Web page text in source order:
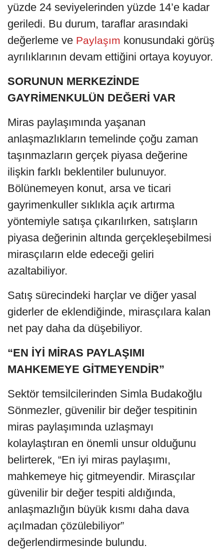
yüzde 24 seviyelerinden yüzde 14’e kadar
geriledi. Bu durum, taraflar arasındaki
değerleme ve Paylaşım konusundaki görüş
ayrılıklarının devam ettiğini ortaya koyuyor.
SORUNUN MERKEZİNDE
GAYRİMENKULÜN DEĞERİ VAR
Miras paylaşımında yaşanan
anlaşmazlıkların temelinde çoğu zaman
taşınmazların gerçek piyasa değerine
ilişkin farklı beklentiler bulunuyor.
Bölünemeyen konut, arsa ve ticari
gayrimenkuller sıklıkla açık artırma
yöntemiyle satışa çıkarılırken, satışların
piyasa değerinin altında gerçekleşebilmesi
mirasçıların elde edeceği geliri
azaltabiliyor.
Satış sürecindeki harçlar ve diğer yasal
giderler de eklendiğinde, mirasçılara kalan
net pay daha da düşebiliyor.
“EN İYİ MİRAS PAYLAŞIMI
MAHKEMEYE GİTMEYENDİR”
Sektör temsilcilerinden Simla Budakoğlu
Sönmezler, güvenilir bir değer tespitinin
miras paylaşımında uzlaşmayı
kolaylaştıran en önemli unsur olduğunu
belirterek, “En iyi miras paylaşımı,
mahkemeye hiç gitmeyendir. Mirasçılar
güvenilir bir değer tespiti aldığında,
anlaşmazlığın büyük kısmı daha dava
açılmadan çözülebiliyor”
değerlendirmesinde bulundu.